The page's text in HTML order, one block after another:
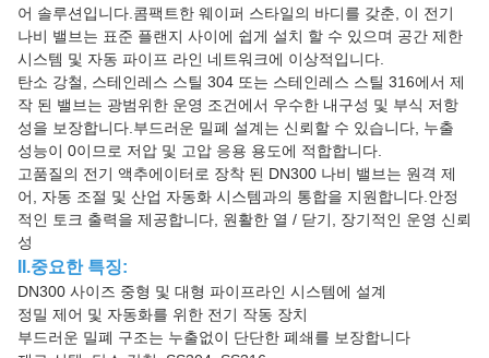
어 솔루션입니다.콤팩트한 웨이퍼 스타일의 바디를 갖춘, 이 전기
나비 밸브는 표준 플랜지 사이에 쉽게 설치 할 수 있으며 공간 제한
시스템 및 자동 파이프 라인 네트워크에 이상적입니다.
탄소 강철, 스테인레스 스틸 304 또는 스테인레스 스틸 316에서 제
작 된 밸브는 광범위한 운영 조건에서 우수한 내구성 및 부식 저항
성을 보장합니다.부드러운 밀폐 설계는 신뢰할 수 있습니다, 누출
성능이 0이므로 저압 및 고압 응용 용도에 적합합니다.
고품질의 전기 액추에이터로 장착 된 DN300 나비 밸브는 원격 제
어, 자동 조절 및 산업 자동화 시스템과의 통합을 지원합니다.안정
적인 토크 출력을 제공합니다, 원활한 열 / 닫기, 장기적인 운영 신뢰
성
II.중요한 특징:
DN300 사이즈 중형 및 대형 파이프라인 시스템에 설계
정밀 제어 및 자동화를 위한 전기 작동 장치
부드러운 밀폐 구조는 누출없이 단단한 폐쇄를 보장합니다